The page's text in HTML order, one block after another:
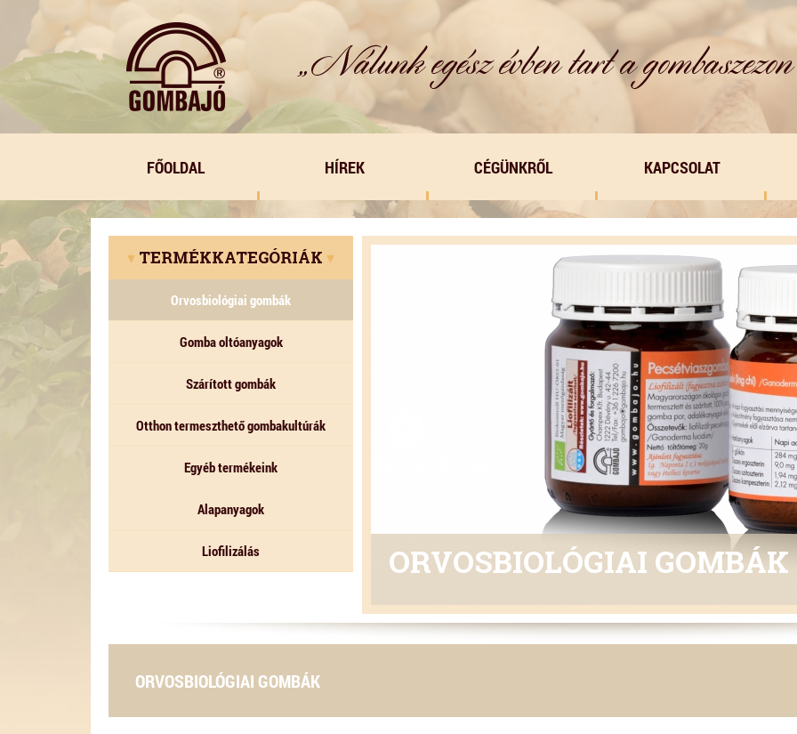
FŐOLDAL HÍREK CÉGÜNKRŐL KAPCSOLAT
▾ TERMÉKKATEGÓRIÁK ▾
Orvosbiológiai gombák
Gomba oltóanyagok
Szárított gombák
Otthon termeszthető gombakultúrák
Egyéb termékeink
Alapanyagok
Liofilizálás ORVOSBIOLÓGIAI GOMBÁK
ORVOSBIOLÓGIAI GOMBÁK